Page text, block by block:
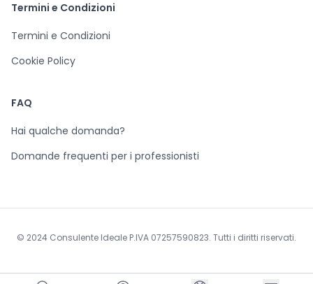
Termini e Condizioni
Termini e Condizioni
Cookie Policy
FAQ
Hai qualche domanda?
Domande frequenti per i professionisti
© 2024 Consulente Ideale P.IVA 07257590823. Tutti i diritti riservati.